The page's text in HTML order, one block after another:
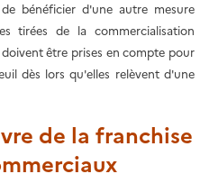
bénéficier d'une autre mesure
tirées de la commercialisation
être prises en compte pour
dès lors qu'elles relèvent d'une
de la franchise